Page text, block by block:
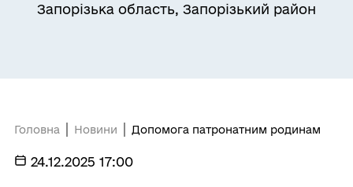
Запорізька область, Запорізький район
Головна Новини Допомога патронатним родинам
24.12.2025 17:00